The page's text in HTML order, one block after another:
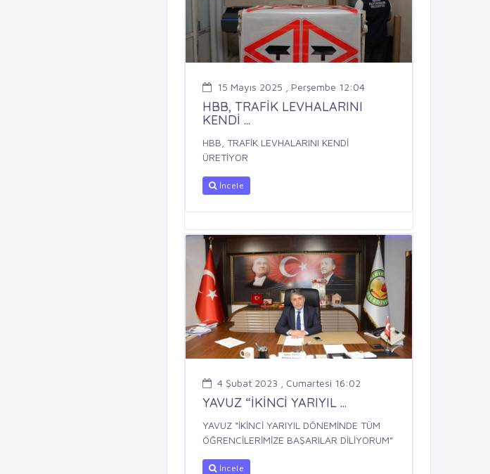
15 Mayıs 2025 , Perşembe 12:04
HBB, TRAFİK LEVHALARINI
KENDİ ...
HBB, TRAFİK LEVHALARINI KENDİ
ÜRETİYOR
İncele
4 Şubat 2023 , Cumartesi 16:02
YAVUZ “İKİNCİ YARIYIL ...
YAVUZ “İKİNCİ YARIYIL DÖNEMİNDE TÜM
ÖĞRENCİLERİMİZE BAŞARILAR DİLİYORUM”
İncele